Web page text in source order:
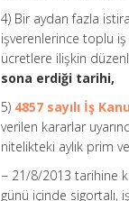
4) Bir aydan fazla
işverenlerince toplu
ücretlere ilişkin
sona erdiği tarihi,
5) 4857 sayılı İş
verilen kararlar
nitelikteki aylık prim
− 21/8/2013 tarihine
günü içinde sigortalı,